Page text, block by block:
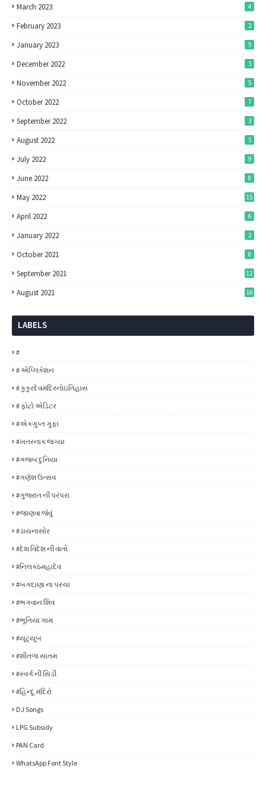
March 2023 4
February 2023 2
January 2023 5
December 2022 3
November 2022 5
October 2022 7
September 2022 3
August 2022 5
July 2022 9
June 2022 8
May 2022 15
April 2022 6
January 2022 2
October 2021 8
September 2021 12
August 2021 16
LABELS
#
# એપ્લિકેશન
# કુકુરદેવમંદિરનોઇતિહાસ
# ફોટો એડિટર
#એકગુપ્ત ગુફા
#ખતરનાક જગ્યા
#ગજબ દુનિયા
#ગણેશ ઉત્સવ
#ગુજરાત ની પરંપરા
#જાણવા જેવું
#ડાયનાસોર
#દેશ વિદેશ ની વાતો
#નિલકંઠમહાદેવ
#બગદાણા ના પરચા
#ભગવાન શિવ
#ભૂતિયા ગામ
#યૂટ્યૂબ
#શીતળા સાતમ
#સ્વર્ગ ની સિડી
#હિન્દૂ મંદિરો
DJ Songs
LPG Subsidy
PAN Card
WhatsApp Font Style